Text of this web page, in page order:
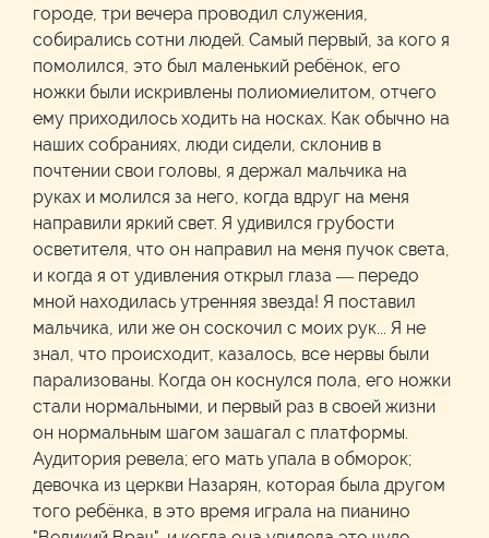
городе, три вечера проводил служения,
собирались сотни людей. Самый первый, за кого я
помолился, это был маленький ребёнок, его
ножки были искривлены полиомиелитом, отчего
ему приходилось ходить на носках. Как обычно на
наших собраниях, люди сидели, склонив в
почтении свои головы, я держал мальчика на
руках и молился за него, когда вдруг на меня
направили яркий свет. Я удивился грубости
осветителя, что он направил на меня пучок света,
и когда я от удивления открыл глаза — передо
мной находилась утренняя звезда! Я поставил
мальчика, или же он соскочил с моих рук... Я не
знал, что происходит, казалось, все нервы были
парализованы. Когда он коснулся пола, его ножки
стали нормальными, и первый раз в своей жизни
он нормальным шагом зашагал с платформы.
Аудитория ревела; его мать упала в обморок;
девочка из церкви Назарян, которая была другом
того ребёнка, в это время играла на пианино